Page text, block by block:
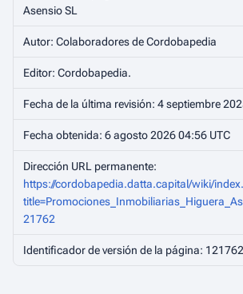
Asensio SL
Autor: Colaboradores de Cordobapedia
Editor: Cordobapedia.
Fecha de la última revisión: 4 septiembre
Fecha obtenida: 6 agosto 2026 04:56 UTC
Dirección URL permanente:
https://cordobapedia.datta.capital/wiki/
21762
Identificador de versión de la página: 121762